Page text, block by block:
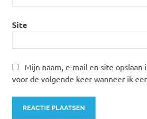
Site
Mijn naam, e-mail en site opslaan
voor de volgende keer wanneer ik